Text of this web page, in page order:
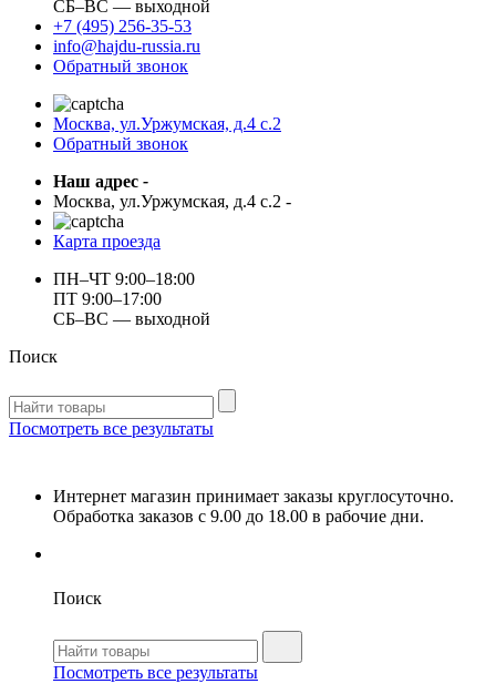
СБ–ВС — выходной
+7 (495) 256-35-53
info@hajdu-russia.ru
Обратный звонок
Москва, ул.Уржумская, д.4 с.2
Обратный звонок
Наш адрес -
Москва, ул.Уржумская, д.4 с.2 -
Карта проезда
ПН–ЧТ 9:00–18:00
ПТ 9:00–17:00
СБ–ВС — выходной
Поиск
Посмотреть все результаты
Интернет магазин принимает заказы круглосуточно.
Обработка заказов с 9.00 до 18.00 в рабочие дни.
Поиск
Посмотреть все результаты